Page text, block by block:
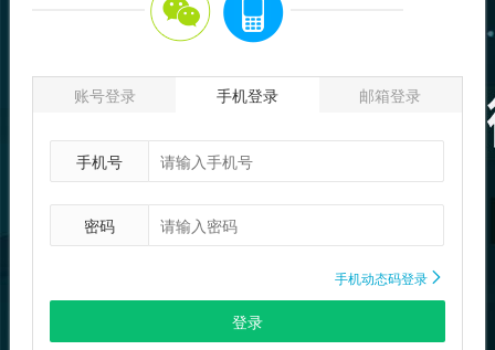
账号登录 手机登录 邮箱登录
手机号
密码
手机动态码登录 
登录